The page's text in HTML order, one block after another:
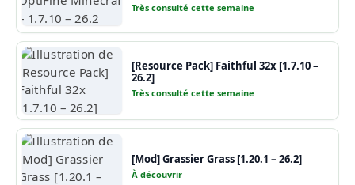
Très consulté cette semaine
[Resource Pack] Faithful 32x [1.7.10 –
26.2]
Très consulté cette semaine
[Mod] Grassier Grass [1.20.1 – 26.2]
À découvrir